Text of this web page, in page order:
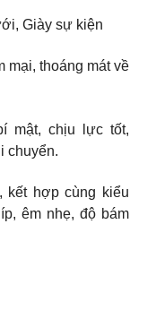
Giày sự kiện
mại, thoáng mát về
mật, chịu lực tốt,
chuyển.
hợp cùng kiểu
êm nhẹ, độ bám